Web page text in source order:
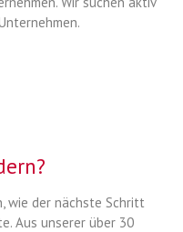
wie der nächste Schritt
Aus unserer über 30